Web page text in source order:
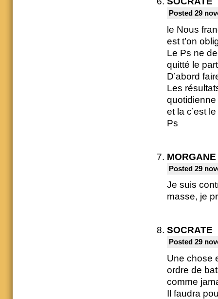
Posted 29
le Nous
est t’on
Le Ps ne
quitté le
D’abord
Les
et la c’est
Ps
MORGANE
Posted 29
Je suis
masse, je
SOCRATE
Posted 29
Une chose
ordre de
comme
Il faudra